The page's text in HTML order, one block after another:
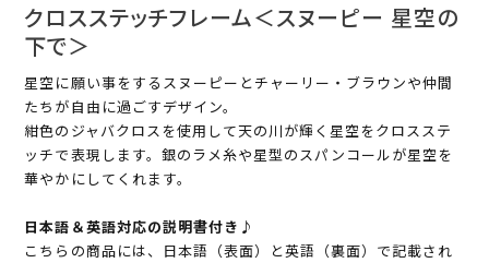
クロスステッチフレーム＜スヌーピー 星空の
下で＞
星空に願い事をするスヌーピーとチャーリー・ブラウンや仲間
たちが自由に過ごすデザイン。
紺色のジャバクロスを使用して天の川が輝く星空をクロスステ
ッチで表現します。銀のラメ糸や星型のスパンコールが星空を
華やかにしてくれます。
日本語＆英語対応の説明書付き♪
こちらの商品には、日本語（表面）と英語（裏面）で記載され